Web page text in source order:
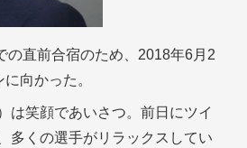
の直前合宿のため、2018年6月2
向かった。
は笑顔であいさつ。前日にツイ
多くの選手がリラックスしてい